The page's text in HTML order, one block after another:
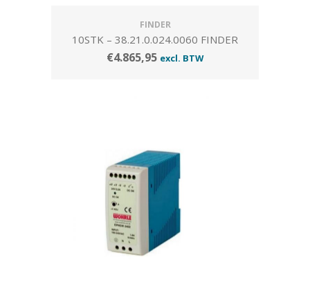
FINDER
10STK – 38.21.0.024.0060 FINDER
€4.865,95 excl. BTW